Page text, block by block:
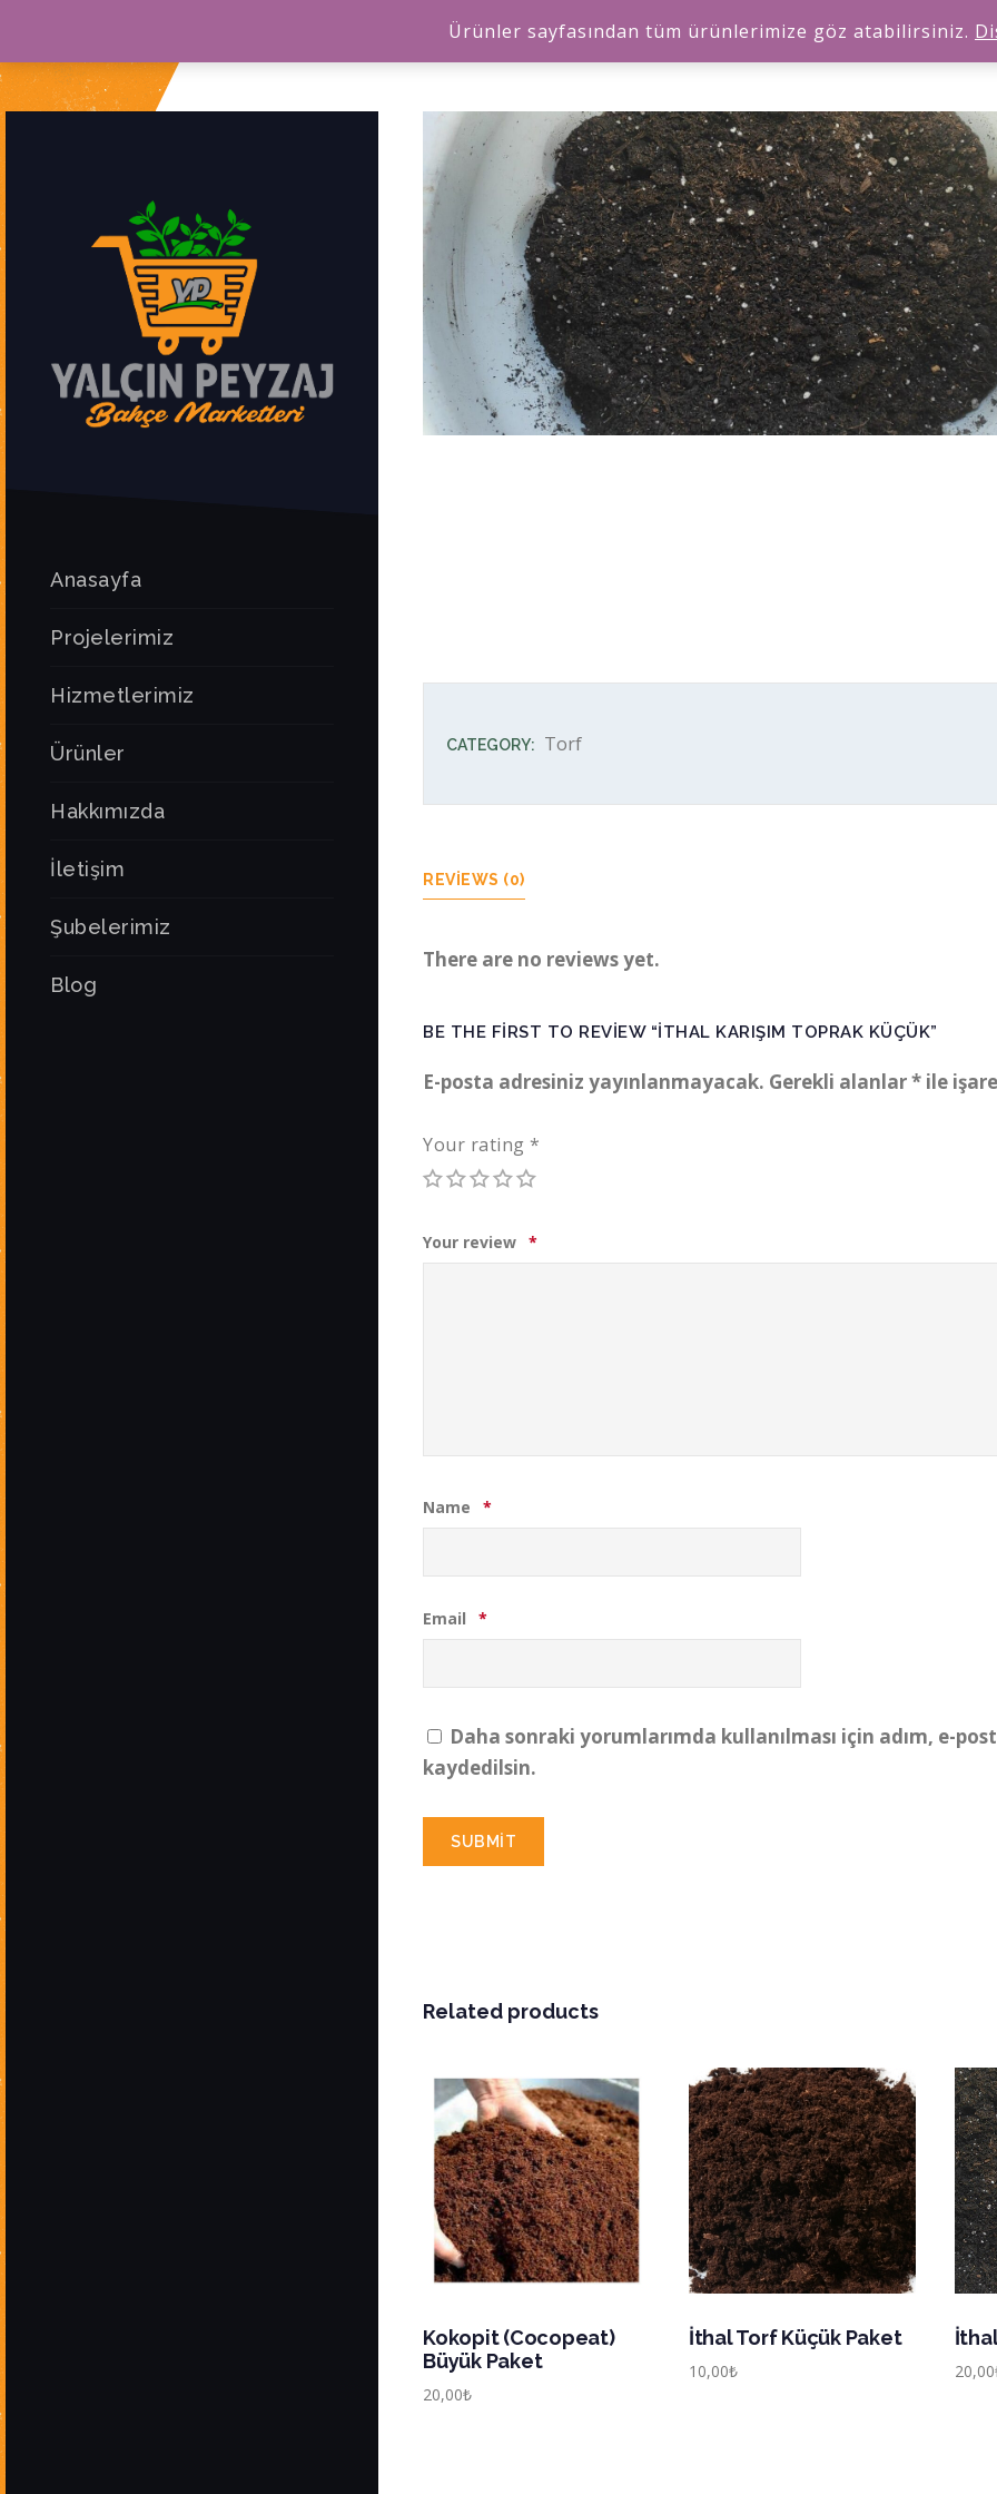
Anasayfa
Projelerimiz
Hizmetlerimiz
Ürünler
Hakkımızda
İletişim
Şubelerimiz
Blog
CATEGORY: Torf
REVIEWS (0)
There are no reviews yet.
BE THE FIRST TO REVIEW “İTHAL KARIŞIM TOPRAK KÜÇÜK”
E-posta adresiniz yayınlanmayacak. Gerekli alanlar* ile
Your rating *
Your review *
Name *
Email *
Daha sonraki yorumlarımda kullanılması için adım, e-
kaydedilsin.
Related products
Kokopit (Cocopeat)
Büyük Paket
20,00₺
İthal Torf Küçük Paket
10,00₺ 20,00
Ürünler sayfasından tüm ürünlerimize göz atabilirsiniz.